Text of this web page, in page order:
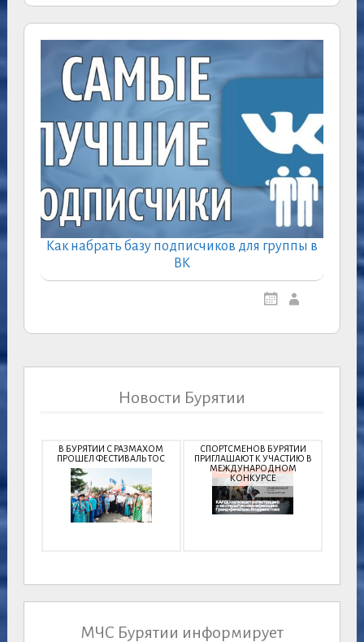
Как набрать базу подписчиков для группы в
ВК
Новости Бурятии
В БУРЯТИИ С РАЗМАХОМ
ПРОШЕЛ ФЕСТИВАЛЬ ТОС
СПОРТСМЕНОВ БУРЯТИИ
ПРИГЛАШАЮТ К УЧАСТИЮ В
МЕЖДУНАРОДНОМ
КОНКУРСЕ
МЧС Бурятии информирует